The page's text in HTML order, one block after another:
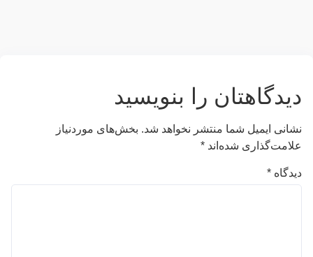
دیدگاهتان را بنویسید
نشانی ایمیل شما منتشر نخواهد شد. بخش‌های موردنیاز
علامت‌گذاری شده‌اند *
دیدگاه *